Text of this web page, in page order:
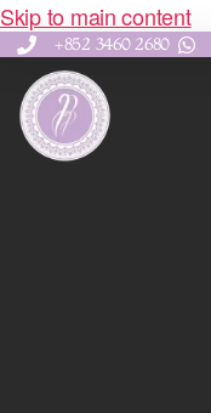
Skip to main content
+852 3460 2680